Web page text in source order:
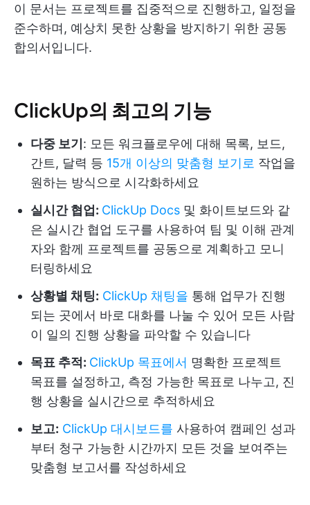
이 문서는 프로젝트를 집중적으로 진행하고, 일정을
준수하며, 예상치 못한 상황을 방지하기 위한 공동
합의서입니다.
ClickUp의 최고의 기능
다중 보기: 모든 워크플로우에 대해 목록, 보드,
간트, 달력 등 15개 이상의 맞춤형 보기로 작업을
원하는 방식으로 시각화하세요
실시간 협업: ClickUp Docs 및 화이트보드와 같
은 실시간 협업 도구를 사용하여 팀 및 이해 관계
자와 함께 프로젝트를 공동으로 계획하고 모니
터링하세요
상황별 채팅: ClickUp 채팅을 통해 업무가 진행
되는 곳에서 바로 대화를 나눌 수 있어 모든 사람
이 일의 진행 상황을 파악할 수 있습니다
목표 추적: ClickUp 목표에서 명확한 프로젝트
목표를 설정하고, 측정 가능한 목표로 나누고, 진
행 상황을 실시간으로 추적하세요
보고: ClickUp 대시보드를 사용하여 캠페인 성과
부터 청구 가능한 시간까지 모든 것을 보여주는
맞춤형 보고서를 작성하세요